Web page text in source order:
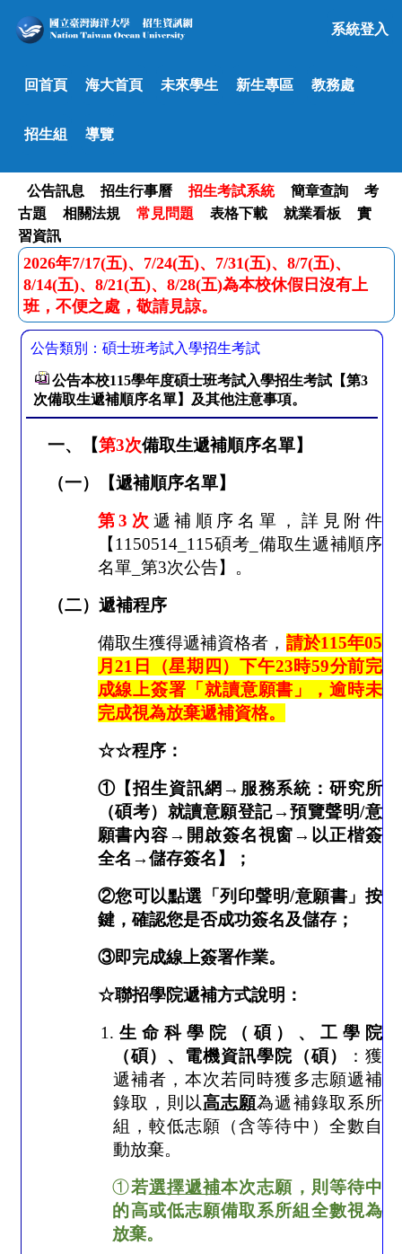
回首頁 海大首頁 未來學生 新生專區 教務處
招生組 導覽
系統登入
公告訊息 招生行事曆 招生考試系統 簡章查詢
考
古題
相關法規 常見問題 表格下載 就業看板
實
習資訊
2026年7/17(五)、7/24(五)、7/31(五)、8/7(五)、
8/14(五)、8/21(五)、8/28(五)為本校休假日沒有上
班，不便之處，敬請見諒。
公告類別：碩士班考試入學招生考試
公告本校115學年度碩士班考試入學招生考試【第3
次備取生遞補順序名單】及其他注意事項。
一、【第3次備取生遞補順序名單】
（一）【遞補順序名單】
第3 次 遞補順序名單，詳見附件
【1150514_115碩考 備取生遞補順序
名單_ 第3次公告】。
（二）遞補程序
備取生獲得遞補資格者， 請於115年05
月21 日（星期四）下午23時59分前完
成線上簽署「就讀意願書」，逾時未
完成視為放棄遞補資格。
☆☆程序：
①【招生資訊網 → 服務系統：研究所
（碩考）就讀意願登記→預覽聲明/意
願書內容→ 開啟簽名視窗→ 以正楷簽
全名 →儲存簽名】；
②您可以點選「列印聲明/意願書」按
鍵，確認您是否成功簽名及儲存；
③即完成線上簽署作業。
☆聯招學院遞補方式說明：
1. 生命科學院（碩）、工學院
（碩）、電機資訊學院（碩）
：獲
遞補者，本次若同時獲多志願遞補
錄取，則以高志願為遞補錄取系所
組，較低志願（含等待中）全數自
動放棄。
①若選擇遞補本次志願，則等待中
的高或低志願備取系所組全數視為
放棄。